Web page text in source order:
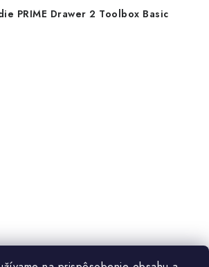
PRIME Drawer 2 Toolbox Basic